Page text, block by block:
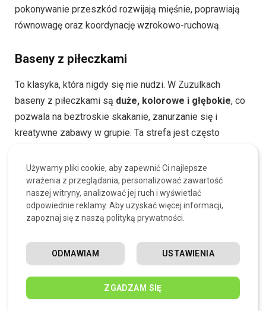
pokonywanie przeszkód rozwijają mięśnie, poprawiają
równowagę oraz koordynację wzrokowo-ruchową.
Baseny z piłeczkami
To klasyka, która nigdy się nie nudzi. W Zuzulkach
baseny z piłeczkami są duże, kolorowe i głębokie, co
pozwala na beztroskie skakanie, zanurzanie się i
kreatywne zabawy w grupie. Ta strefa jest często
odpoczynku między bardziej wymagającymi
aktywnościami.
Strefa kreatywna
Zuzulki to nie tylko ruch – to także przestrzeń, w której
dzieci mogą rozwijać swoje
umiejętności manualne i
rysowania, kolorowania, układania puzzli czy tworzenia
Używamy pliki cookie, aby zapewnić Ci najlepsze
wrażenia z przeglądania, personalizować zawartość
naszej witryny, analizować jej ruch i wyświetlać
odpowiednie reklamy. Aby uzyskać więcej informacji,
zapoznaj się z naszą polityką prywatności.
ZGADZAM SIĘ
USTAWIENIA
ODMAWIAM